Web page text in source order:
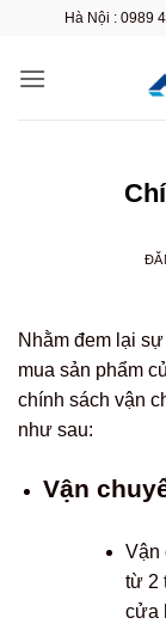
nội
Hà Nội : 0989
Nhằm đem lại
mua sản phẩm
chính sách vận
như sau:
Vận
Vận
từ 2
cửa